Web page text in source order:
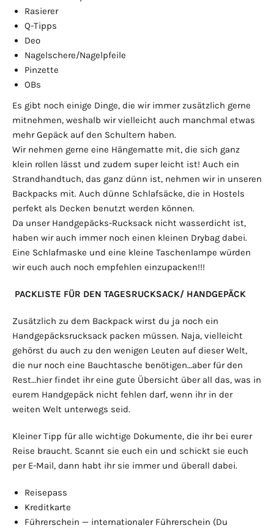
Rasierer
Q-Tipps
Deo
Nagelschere/Nagelpfeile
Pinzette
OBs
Es gibt noch einige Dinge, die wir immer zusätzlich gerne
mitnehmen, weshalb wir vielleicht auch manchmal etwas
mehr Gepäck auf den Schultern haben.
Wir nehmen gerne eine Hängematte mit, die sich ganz
klein rollen lässt und zudem super leicht ist! Auch ein
Strandhandtuch, das ganz dünn ist, nehmen wir in unseren
Backpacks mit. Auch dünne Schlafsäcke, die in Hostels
perfekt als Decken benutzt werden können.
Da unser Handgepäcks-Rucksack nicht wasserdicht ist,
haben wir auch immer noch einen kleinen Drybag dabei.
Eine Schlafmaske und eine kleine Taschenlampe würden
wir euch auch noch empfehlen einzupacken!!!
PACKLISTE FÜR DEN TAGESRUCKSACK/ HANDGEPÄCK
Zusätzlich zu dem Backpack wirst du ja noch ein
Handgepäcksrucksack packen müssen. Naja, vielleicht
gehörst du auch zu den wenigen Leuten auf dieser Welt,
die nur noch eine Bauchtasche benötigen…aber für den
Rest…hier findet ihr eine gute Übersicht über all das, was in
eurem Handgepäck nicht fehlen darf, wenn ihr in der
weiten Welt unterwegs seid.
Kleiner Tipp für alle wichtige Dokumente, die ihr bei eurer
Reise braucht. Scannt sie euch ein und schickt sie euch
per E-Mail, dann habt ihr sie immer und überall dabei.
Reisepass
Kreditkarte
Führerschein — internationaler Führerschein (Du